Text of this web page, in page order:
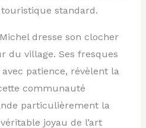
standard.
dresse son clocher
village. Ses fresques
patience, révèlent la
communauté
particulièrement la
joyau de l’art